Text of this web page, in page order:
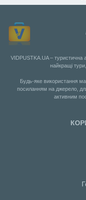
VIDPUSTKA.UA – туристична
найкращі
Будь-яке використання
посиланням на джерело, для
активним